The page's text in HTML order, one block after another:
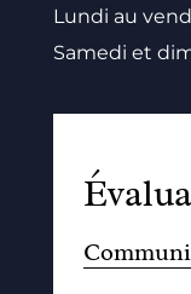
Lundi au
Samedi et